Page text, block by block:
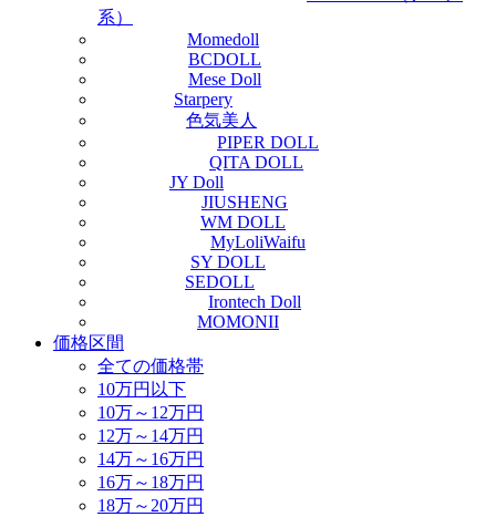
系）
Momedoll
BCDOLL
Mese Doll
Starpery
色気美人
PIPER DOLL
QITA DOLL
JY Doll
JIUSHENG
WM DOLL
MyLoliWaifu
SY DOLL
SEDOLL
Irontech Doll
MOMONII
価格区間
全ての価格帯
10万円以下
10万～12万円
12万～14万円
14万～16万円
16万～18万円
18万～20万円